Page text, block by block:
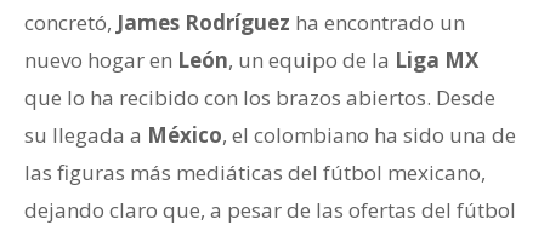
concretó, James Rodríguez ha encontrado un
nuevo hogar en León, un equipo de la Liga MX
que lo ha recibido con los brazos abiertos. Desde
su llegada a México, el colombiano ha sido una de
las figuras más mediáticas del fútbol mexicano,
dejando claro que, a pesar de las ofertas del fútbol